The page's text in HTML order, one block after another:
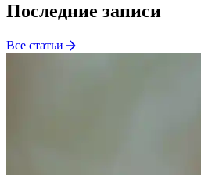
Последние записи
Все статьи